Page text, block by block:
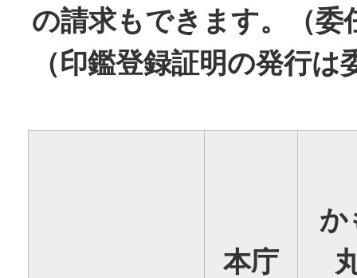
の請求もできます。（委
（印鑑登録証明の発行は
本庁
か